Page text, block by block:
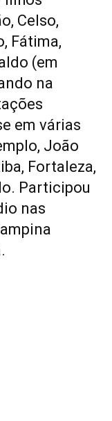
Celso,
Fátima,
(em
na
em várias
João
Fortaleza,
Participou
nas